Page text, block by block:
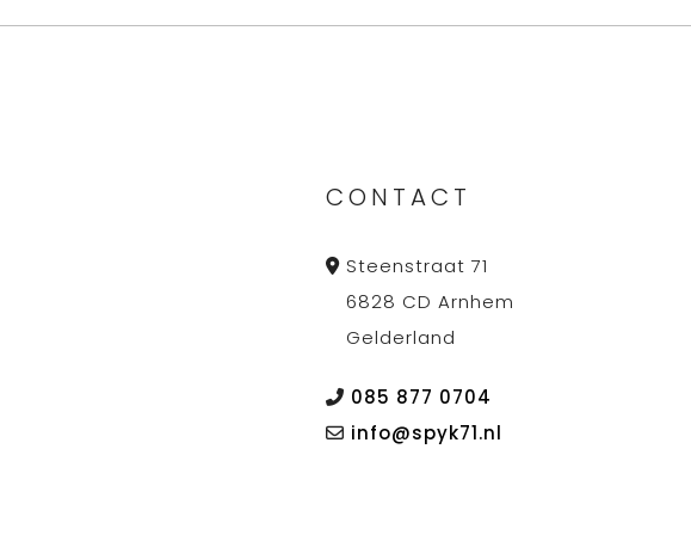
CONTACT
Steenstraat 71
6828 CD Arnhem
Gelderland
085 877 0704
info@spyk71.nl